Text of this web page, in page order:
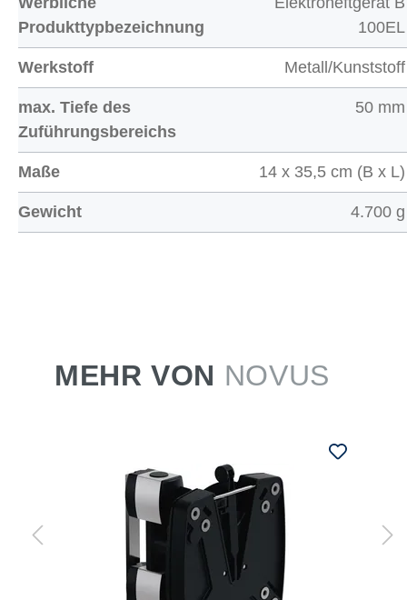
Produkttypbezeichnung
100EL
Werkstoff Metall/Kunststoff
max. Tiefe des
Zuführungsbereichs
50 mm
Maße 14 x 35,5 cm (B x L)
Gewicht 4.700 g
MEHR VON NOVUS